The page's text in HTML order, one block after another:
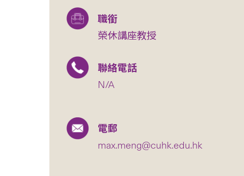
職銜
榮休講座教授
聯絡電話
N/A
電郵
max.meng@cuhk.edu.hk